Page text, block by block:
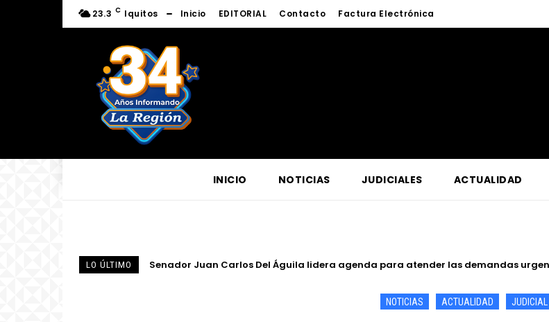
23.3 C Iquitos Inicio EDITORIAL Contacto Factura Electrónica
INICIO NOTICIAS JUDICIALES ACTUALIDAD
LO ÚLTIMO Centro de Escucha del Vicariato de Iquitos fortalece atención y prevención frente
NOTICIAS ACTUALIDAD JUDICIAL